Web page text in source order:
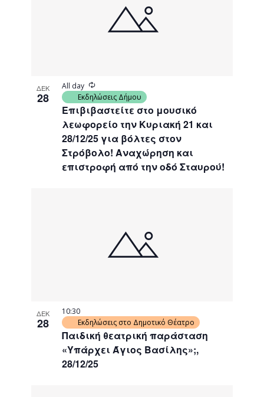
ΔΕΚ
28
Επιβιβαστείτε στο μουσικό
λεωφορείο την Κυριακή 21 και
28/12/25 για βόλτες στον
Στρόβολο! Αναχώρηση και
επιστροφή από την οδό Σταυρού!
All day
Recurring
Εκδηλώσεις Δήμου
ΔΕΚ
28
Παιδική θεατρική παράσταση
«Υπάρχει Άγιος Βασίλης»;,
28/12/25
10:30
Εκδηλώσεις στο Δημοτικό Θέατρο